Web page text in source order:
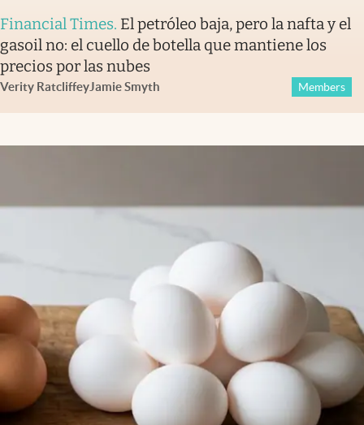
Financial Times. El petróleo baja, pero la nafta y el
gasoil no: el cuello de botella que mantiene los
precios por las nubes
Verity RatcliffeyJamie Smyth Members